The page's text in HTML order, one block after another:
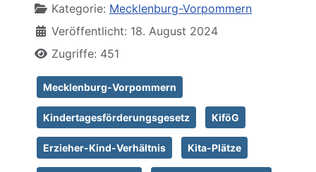
Kategorie: Mecklenburg-Vorpommern
Veröffentlicht: 18. August 2024
Zugriffe: 451
Mecklenburg-Vorpommern
Kindertagesförderungsgesetz KiföG
Erzieher-Kind-Verhältnis Kita-Plätze